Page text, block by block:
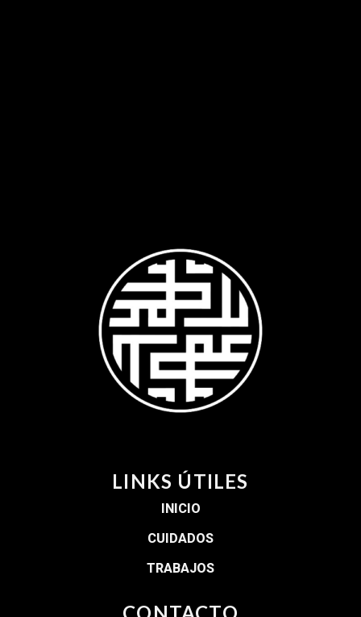
LINKS ÚTILES
INICIO
CUIDADOS
TRABAJOS